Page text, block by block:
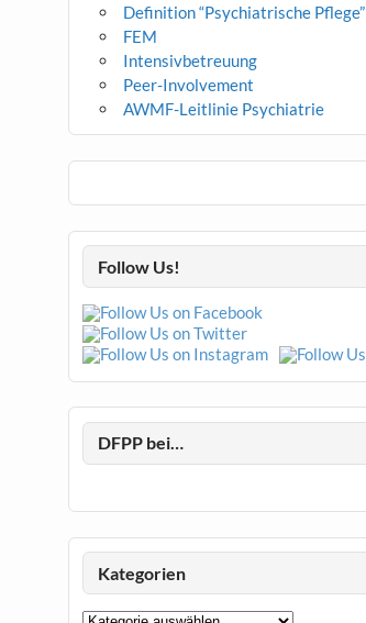
Definition “Psychiatrische Pflege”
FEM
Intensivbetreuung
Peer-Involvement
AWMF-Leitlinie Psychiatrie
Follow Us!
DFPP bei…
Kategorien
Kategorien